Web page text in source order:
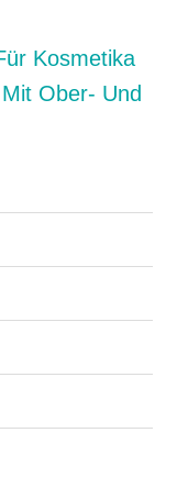
Kosmetika
Ober- Und